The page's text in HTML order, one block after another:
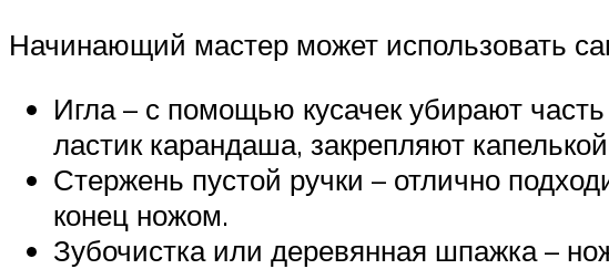
Начинающий мастер может использовать
Игла – с помощью кусачек убирают
ластик карандаша, закрепляют
Стержень пустой ручки – отлично
конец ножом.
Зубочистка или деревянная шпажка –